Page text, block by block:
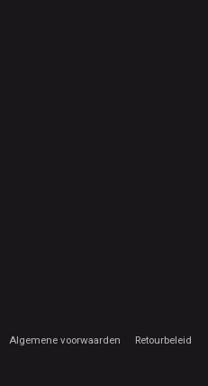
Algemene voorwaarden Retourbeleid